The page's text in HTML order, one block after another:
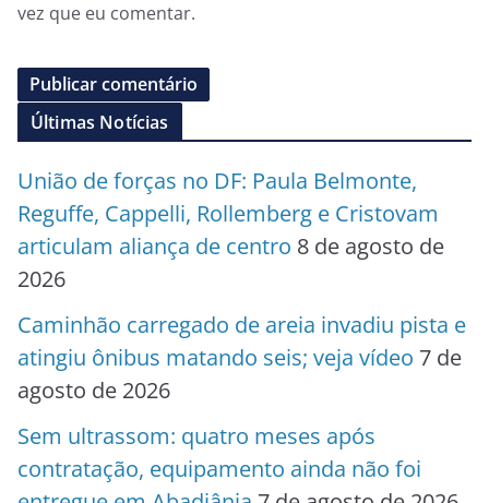
vez que eu comentar.
Últimas Notícias
União de forças no DF: Paula Belmonte,
Reguffe, Cappelli, Rollemberg e Cristovam
articulam aliança de centro 8 de agosto de
2026
Caminhão carregado de areia invadiu pista e
atingiu ônibus matando seis; veja vídeo 7 de
agosto de 2026
Sem ultrassom: quatro meses após
contratação, equipamento ainda não foi